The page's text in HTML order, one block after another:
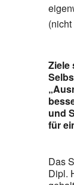
Ziele
und
für
Das
Dipl.